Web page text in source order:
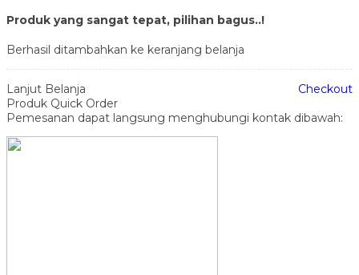
Produk yang sangat tepat, pilihan bagus..!
Berhasil ditambahkan ke keranjang belanja
Lanjut Belanja
Checkout
Produk Quick Order
Pemesanan dapat langsung menghubungi kontak dibawah: